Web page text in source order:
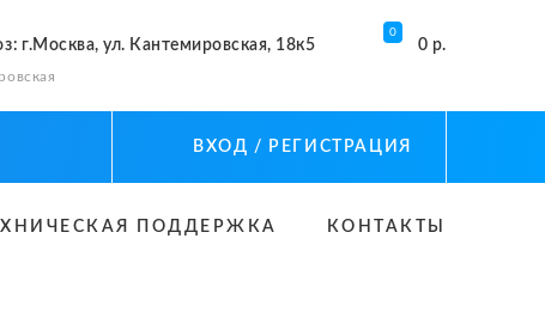
: г.Москва, ул. Кантемировская, 18к5
0
0 р.
ВХОД / РЕГИСТРАЦИЯ
ПОДДЕРЖКА КОНТАКТЫ